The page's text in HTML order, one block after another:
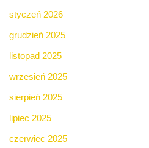
styczeń 2026
grudzień 2025
listopad 2025
wrzesień 2025
sierpień 2025
lipiec 2025
czerwiec 2025